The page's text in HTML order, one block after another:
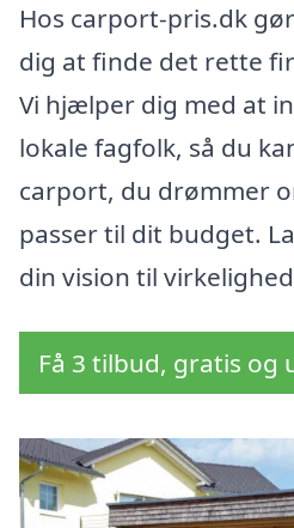
Hos carport-pris.dk
dig at finde det rette
Vi hjælper dig med at
lokale fagfolk, så du
carport, du drømmer
passer til dit budget.
din vision til
Få 3 tilbud, gratis og